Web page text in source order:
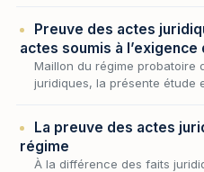
condition de l'admissi…
Preuve des actes
actes soumis à l’exigence
Maillon du régime probatoire
juridiques, la présente étude
preuve pa…
La preuve des actes
régime
À la différence des faits